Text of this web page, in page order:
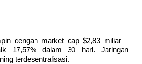
dengan market cap $2,83 miliar –
17,57% dalam 30 hari. Jaringan
terdesentralisasi.